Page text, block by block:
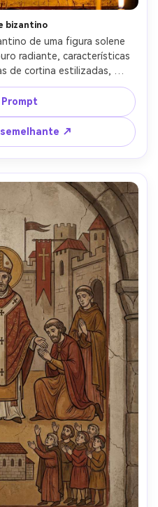
bizantino
de uma figura solene
radiante, características
de cortina estilizadas,
de ovo, inscrições de
com padrões
composição simétrica,
envelhecida, atmosfera
obra-prima, iluminação
suave- -ar 4:5
↗